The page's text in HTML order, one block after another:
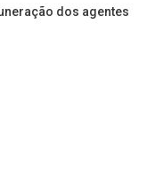
dos agentes